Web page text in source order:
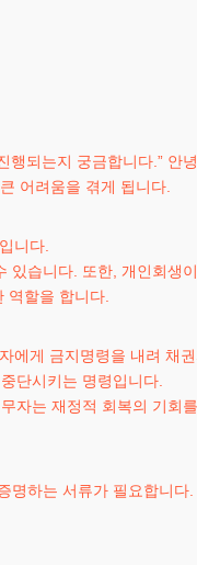
되는지 궁금합니다.” 안
어려움을 겪게 됩니다.
니다.
습니다. 또한, 개인회생
역할을 합니다.
게 금지명령을 내려 채
단시키는 명령입니다.
자는 재정적 회복의 기회
하는 서류가 필요합니